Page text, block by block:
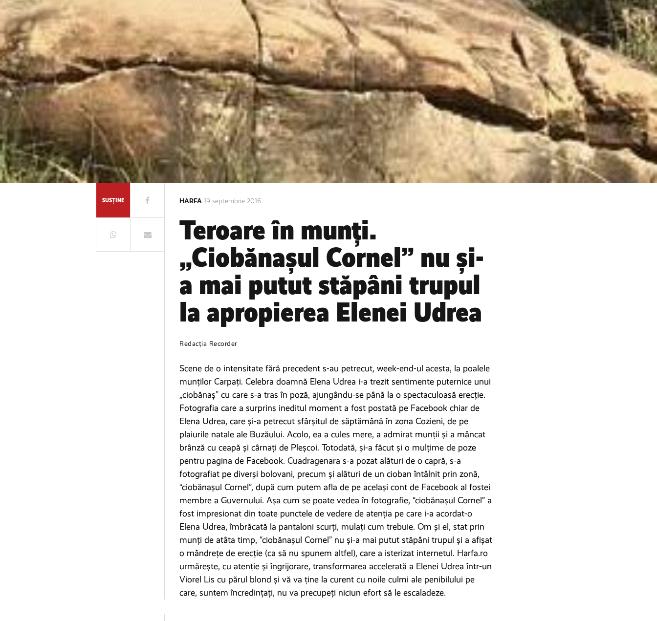
SUSȚINE HARFA 19 septembrie 2016
Teroare în munți.
„Ciobănașul Cornel” nu și-
a mai putut stăpâni trupul
la apropierea Elenei Udrea
Redacția Recorder
Scene de o intensitate fără precedent s-au petrecut, week-end-ul acesta, la poalele
munților Carpați. Celebra doamnă Elena Udrea i-a trezit sentimente puternice unui
„ciobănaș” cu care s-a tras în poză, ajungându-se până la o spectaculoasă erecție.
Fotografia care a surprins ineditul moment a fost postată pe Facebook chiar de
Elena Udrea, care și-a petrecut sfârșitul de săptămână în zona Cozieni, de pe
plaiurile natale ale Buzăului. Acolo, ea a cules mere, a admirat munții și a mâncat
brânză cu ceapă și cârnați de Pleșcoi. Totodată, și-a făcut și o mulțime de poze
pentru pagina de Facebook. Cuadragenara s-a pozat alături de o capră, s-a
fotografiat pe diverși bolovani, precum și alături de un cioban întâlnit prin zonă,
“ciobănașul Cornel”, după cum putem afla de pe același cont de Facebook al fostei
membre a Guvernului. Așa cum se poate vedea în fotografie, “ciobănașul Cornel” a
fost impresionat din toate punctele de vedere de atenția pe care i-a acordat-o
Elena Udrea, îmbrăcată la pantaloni scurți, mulați cum trebuie. Om și el, stat prin
munți de atâta timp, “ciobănașul Cornel” nu și-a mai putut stăpâni trupul și a afișat
o mândrețe de erecție (ca să nu spunem altfel), care a isterizat internetul. Harfa.ro
urmărește, cu atenție și îngrijorare, transformarea accelerată a Elenei Udrea într-un
Viorel Lis cu părul blond și vă va ține la curent cu noile culmi ale penibilului pe
care, suntem încredințați, nu va precupeți niciun efort să le escaladeze.